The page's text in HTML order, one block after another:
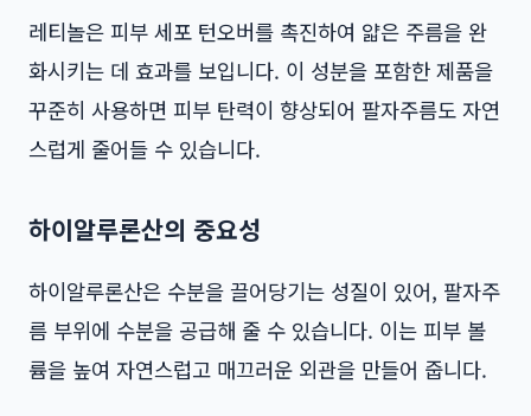
레티놀은 피부 세포 턴오버를 촉진하여 얇은 주름을 완
화시키는 데 효과를 보입니다. 이 성분을 포함한 제품을
꾸준히 사용하면 피부 탄력이 향상되어 팔자주름도 자연
스럽게 줄어들 수 있습니다.
하이알루론산의 중요성
하이알루론산은 수분을 끌어당기는 성질이 있어, 팔자주
름 부위에 수분을 공급해 줄 수 있습니다. 이는 피부 볼
륨을 높여 자연스럽고 매끄러운 외관을 만들어 줍니다.